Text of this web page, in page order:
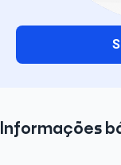
Informações